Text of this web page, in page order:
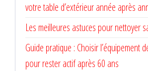
votre table d’extérieur année après
Les meilleures astuces pour nettoyer
Guide pratique : Choisir l’équipement
pour rester actif après 60 ans